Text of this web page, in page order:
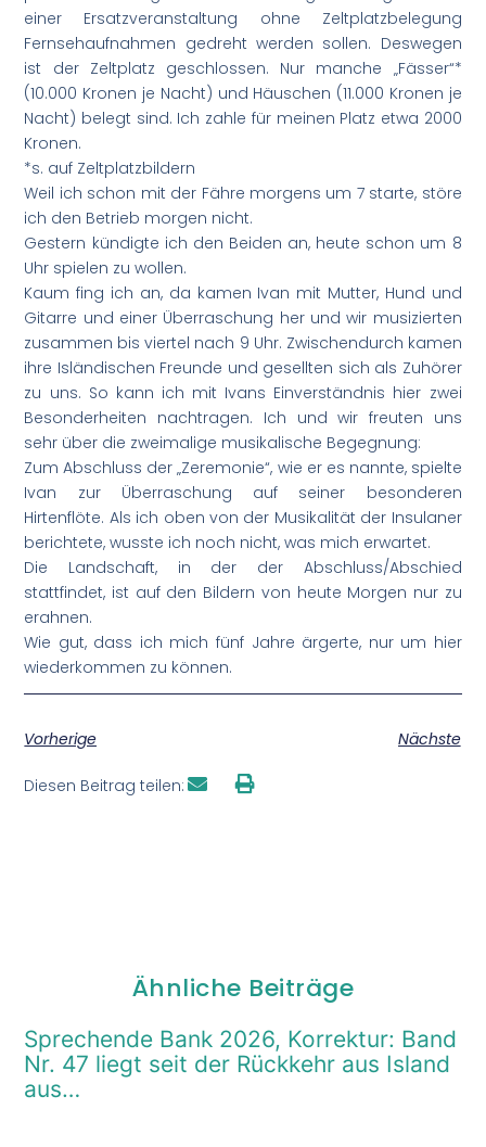
einer Ersatzveranstaltung ohne Zeltplatzbelegung
Fernsehaufnahmen gedreht werden sollen. Deswegen
ist der Zeltplatz geschlossen. Nur manche „Fässer“*
(10.000 Kronen je Nacht) und Häuschen (11.000 Kronen je
Nacht) belegt sind. Ich zahle für meinen Platz etwa 2000
Kronen.
*s. auf Zeltplatzbildern
Weil ich schon mit der Fähre morgens um 7 starte, störe
ich den Betrieb morgen nicht.
Gestern kündigte ich den Beiden an, heute schon um 8
Uhr spielen zu wollen.
Kaum fing ich an, da kamen Ivan mit Mutter, Hund und
Gitarre und einer Überraschung her und wir musizierten
zusammen bis viertel nach 9 Uhr. Zwischendurch kamen
ihre Isländischen Freunde und gesellten sich als Zuhörer
zu uns. So kann ich mit Ivans Einverständnis hier zwei
Besonderheiten nachtragen. Ich und wir freuten uns
sehr über die zweimalige musikalische Begegnung:
Zum Abschluss der „Zeremonie“, wie er es nannte, spielte
Ivan zur Überraschung auf seiner besonderen
Hirtenflöte. Als ich oben von der Musikalität der Insulaner
berichtete, wusste ich noch nicht, was mich erwartet.
Die Landschaft, in der der Abschluss/Abschied
stattfindet, ist auf den Bildern von heute Morgen nur zu
erahnen.
Wie gut, dass ich mich fünf Jahre ärgerte, nur um hier
wiederkommen zu können.
Vorherige Nächste
Diesen Beitrag teilen:
Ähnliche Beiträge
Sprechende Bank 2026, Korrektur: Band
Nr. 47 liegt seit der Rückkehr aus Island
aus…